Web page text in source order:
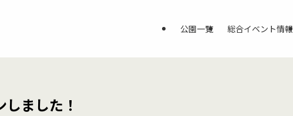
公園一覧 総合イベント情報
ました！